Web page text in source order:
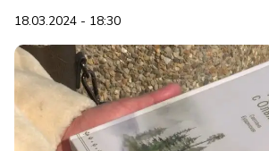
18.03.2024 - 18:30